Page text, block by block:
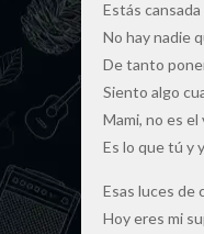
Estás
No hay nadie
De tanto
Siento algo
Mami, no es el
Es lo que tú y
Esas luces de
Hoy eres mi